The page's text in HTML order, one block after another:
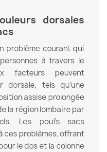
dorsales
problème courant qui
à travers le
facteurs peuvent
dorsale, tels qu'une
assise prolongée
la région lombaire par
Les poufs sacs
ces problèmes, offrant
le dos et la colonne